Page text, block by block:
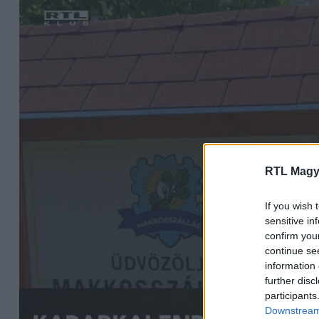
RTL
If you wish
sensitive
confirm
continue
information
further